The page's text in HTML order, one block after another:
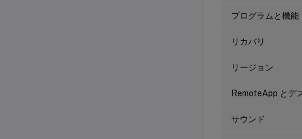
プログラムと機能
リカバリ
リージョン
RemoteApp とデ
サウンド